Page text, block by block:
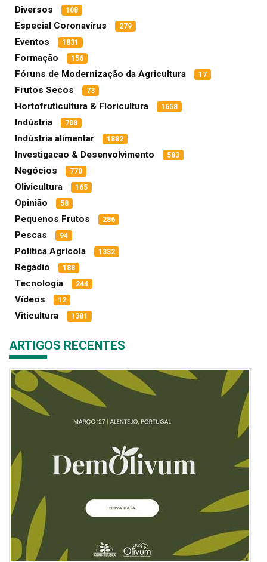
Diversos 108
Especial Coronavírus 279
Eventos 1831
Formação 156
Fóruns de Modernização da Agricultura 17
Frutos Secos 73
Hortofruticultura & Floricultura 1658
Indústria 708
Indústria alimentar 1882
Investigacao & Desenvolvimento 583
Negócios 770
Olivicultura 165
Opinião 58
Pequenos Frutos 286
Pescas 94
Política Agrícola 1332
Regadio 188
Tecnologia 244
Vídeos 12
Viticultura 1381
ARTIGOS RECENTES